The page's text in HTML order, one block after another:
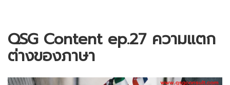
QSG Content ep.27 ความแตก
ต่างของภาษา